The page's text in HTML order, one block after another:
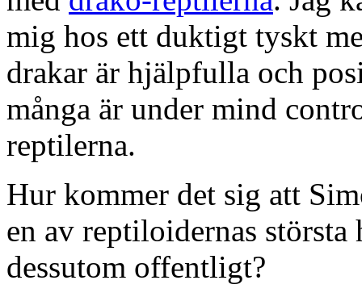
mig hos ett duktigt tyskt
drakar är hjälpfulla och
många är under mind
reptilerna.
Hur kommer det sig att
en av reptiloidernas
dessutom offentligt?